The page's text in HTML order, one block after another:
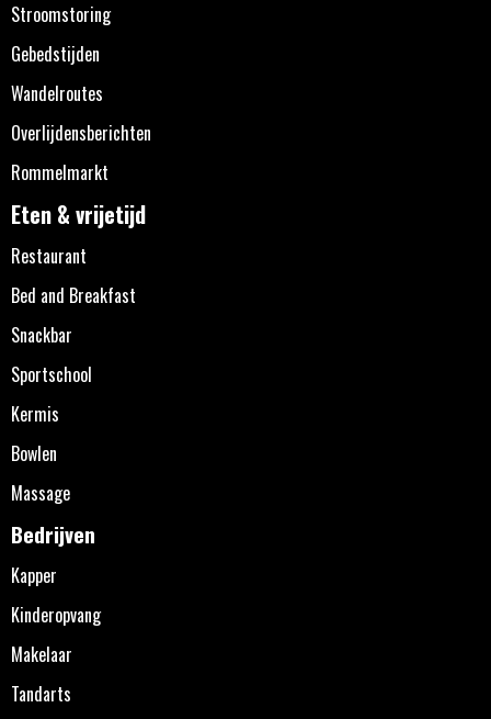
Stroomstoring
Gebedstijden
Wandelroutes
Overlijdensberichten
Rommelmarkt
Eten & vrijetijd
Restaurant
Bed and Breakfast
Snackbar
Sportschool
Kermis
Bowlen
Massage
Bedrijven
Kapper
Kinderopvang
Makelaar
Tandarts